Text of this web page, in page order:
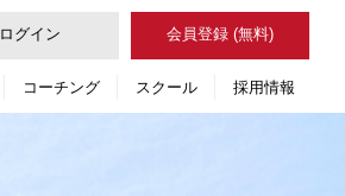
ログイン 会員登録 (無料)
コーチング スクール 採用情報